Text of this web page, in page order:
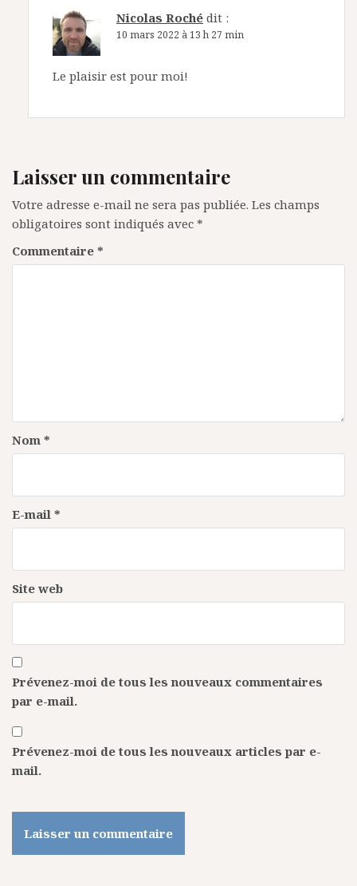
Nicolas Roché dit :
10 mars 2022 à 13 h 27 min
Le plaisir est pour moi!
Laisser un commentaire
Votre adresse e-mail ne sera pas publiée. Les champs
obligatoires sont indiqués avec *
Commentaire *
Nom *
E-mail *
Site web
Prévenez-moi de tous les nouveaux commentaires
par e-mail.
Prévenez-moi de tous les nouveaux articles par e-
mail.